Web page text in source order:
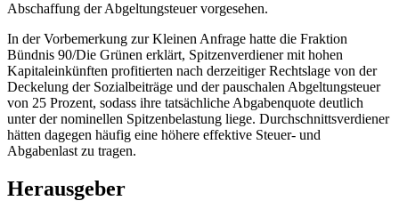
Abschaffung der Abgeltungsteuer vorgesehen.
In der Vorbemerkung zur Kleinen Anfrage hatte die Fraktion
Bündnis 90/Die Grünen erklärt, Spitzenverdiener mit hohen
Kapitaleinkünften profitierten nach derzeitiger Rechtslage von der
Deckelung der Sozialbeiträge und der pauschalen Abgeltungsteuer
von 25 Prozent, sodass ihre tatsächliche Abgabenquote deutlich
unter der nominellen Spitzenbelastung liege. Durchschnittsverdiener
hätten dagegen häufig eine höhere effektive Steuer- und
Abgabenlast zu tragen.
Herausgeber